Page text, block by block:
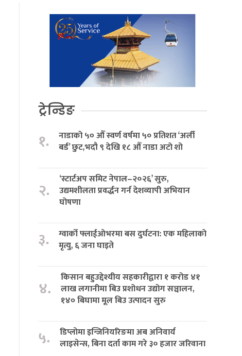
ट्रेन्डिङ
१.
नाडाको ५० औँ स्वर्ण वर्षमा ५० प्रतिशत ‘अर्ली
बर्ड’ छुट,भदौ ९ देखि १८ औँ नाडा अटो शो
२.
‘स्टार्टअप समिट नेपाल–२०२६’ सुरु,
उद्यमशीलता प्रवर्द्धन गर्न देशव्यापी अभियान
घोषणा
३.
ग्वार्को फ्लाईओभरमा बस दुर्घटना: एक महिलाको
मृत्यु, ६ जना घाइते
४.
किसान बहुउद्देश्यीय सहकारीद्वारा १ करोड ४१
लाख लगानीमा बिउ प्रशोधन उद्योग सञ्चालन,
१४० बिघामा मूल बिउ उत्पादन सुरु
५.
डिप्लोमा इन्जिनियरिङमा अब अनिवार्य
लाइसेन्स, बिना दर्ता काम गरे ३० हजार जरिवाना